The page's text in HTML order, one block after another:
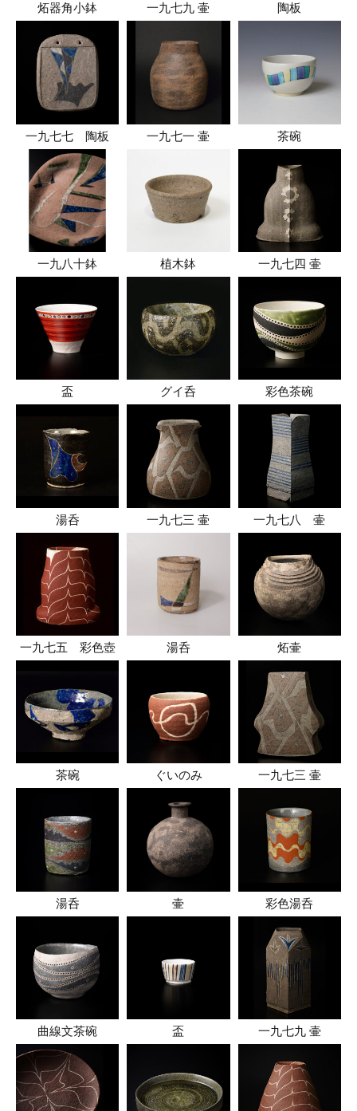
炻器角小鉢 一九七九 壷 陶板
一九七七 陶板 一九七一 壷 茶碗
一九八十鉢 植木鉢 一九七四 壷
盃 グイ呑 彩色茶碗
湯呑 一九七三 壷 一九七八 壷
一九七五 彩色壺 湯呑 炻壷
茶碗 ぐいのみ 一九七三 壷
湯呑 壷 彩色湯呑
曲線文茶碗 盃 一九七九 壷